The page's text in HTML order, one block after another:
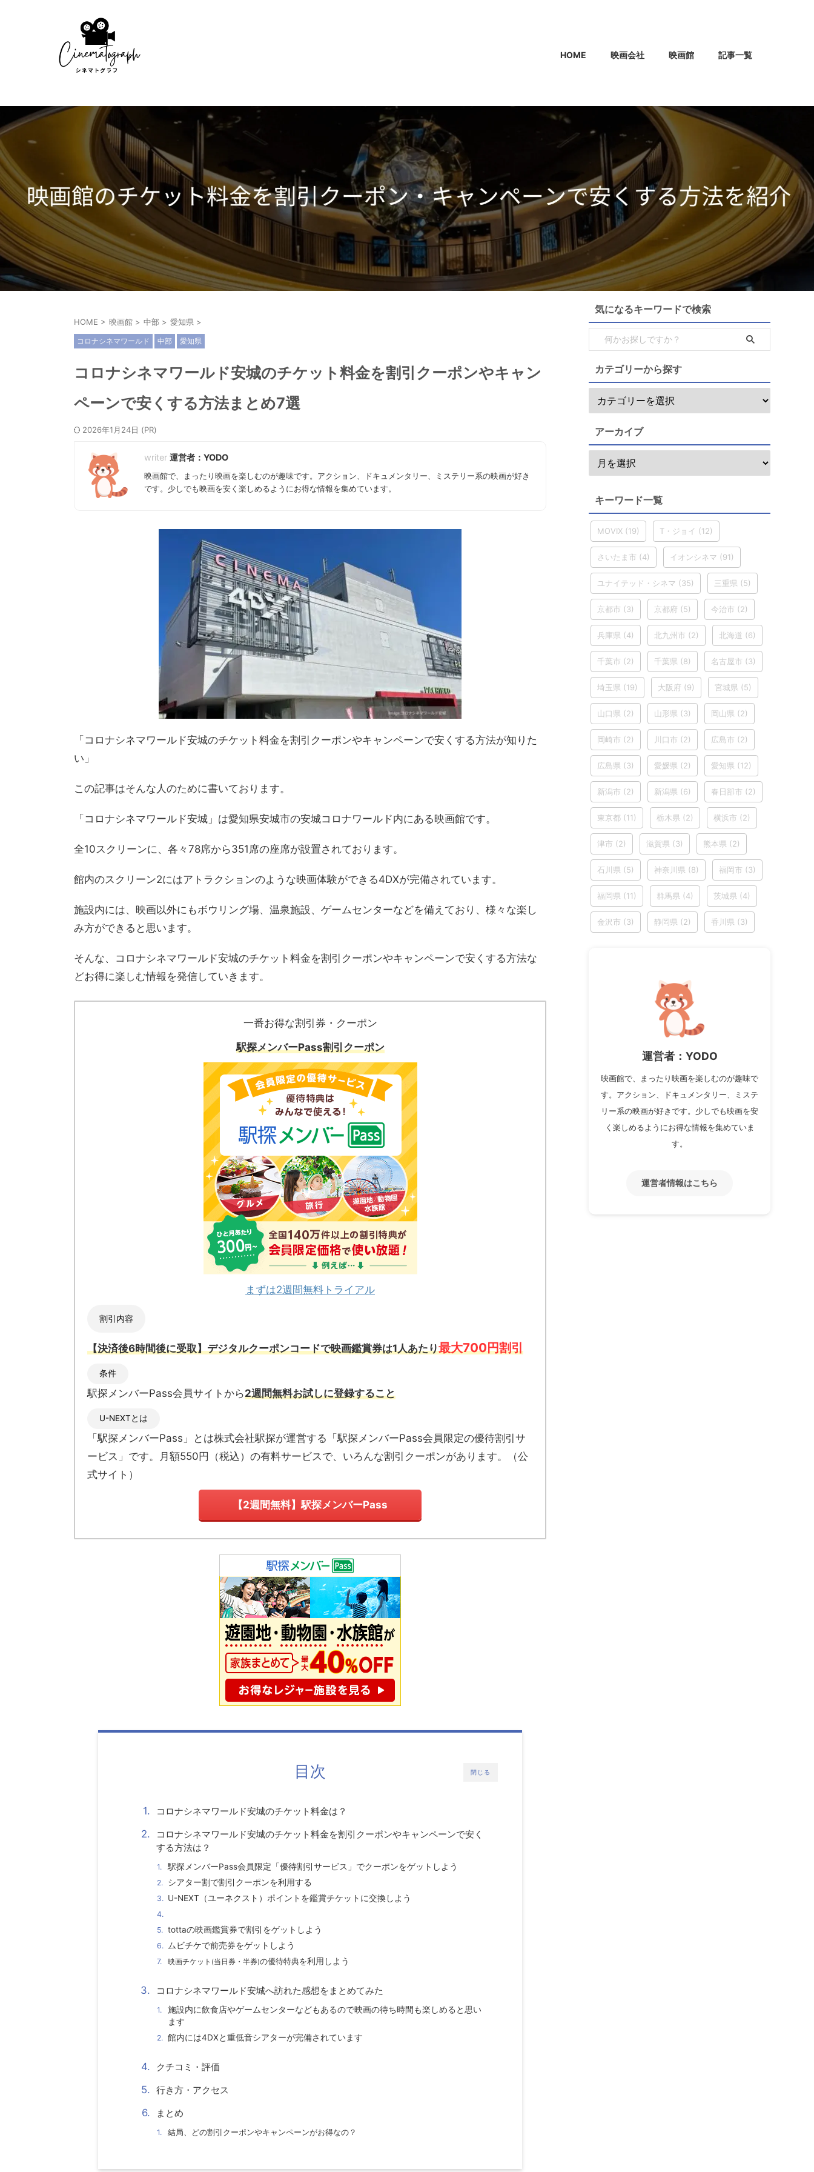
HOME 映画会社 映画館 記事一覧
HOME > 映画館 > 中部 > 愛知県 >
コロナシネマワールド 中部 愛知県
コロナシネマワールド安城のチケット料金を割引クーポンやキャン
ペーンで安くする方法まとめ7選
2026年1月24日
運営者：YODO
映画館で、まったり映画を楽しむのが趣味です。アクション、ドキュメンタリー、ミステリー系の映画が好き
です。少しでも映画を安く楽しめるようにお得な情報を集めています。
「コロナシネマワールド安城のチケット料金を割引クーポンやキャンペーンで安くする方法が知りた
い」
この記事はそんな人のために書いております。
「コロナシネマワールド安城」は愛知県安城市の安城コロナワールド内にある映画館です。
全10スクリーンに、各々78席から351席の座席が設置されております。
館内のスクリーン2にはアトラクションのような映画体験ができる4DXが完備されています。
施設内には、映画以外にもボウリング場、温泉施設、ゲームセンターなどを備えており、様々な楽し
み方ができると思います。
そんな、コロナシネマワールド安城のチケット料金を割引クーポンやキャンペーンで安くする方法な
どお得に楽しむ情報を発信していきます。
一番お得な割引券・クーポン
駅探メンバーPass割引クーポン
まずは2週間無料トライアル
割引内容
【決済後6時間後に受取】デジタルクーポンコードで映画鑑賞券は1人あたり最大700円割引
条件
駅探メンバーPass会員サイトから2週間無料お試しに登録すること
U-NEXTとは
「駅探メンバーPass」とは株式会社駅探が運営する「駅探メンバーPass会員限定の優待割引サ
ービス」です。月額550円（税込）の有料サービスで、いろんな割引クーポンがあります。
（公
式サイト ）
【2週間無料】駅探メンバーPass
閉じる
目次
コロナシネマワールド安城のチケット料金は？
コロナシネマワールド安城のチケット料金を割引クーポンやキャンペーンで安く
する方法は？
駅探メンバーPass会員限定「優待割引サービス」でクーポンをゲットしよう
シアター割で割引クーポンを利用する
U-NEXT（ユーネクスト）ポイントを鑑賞チケットに交換しよう
tottaの映画鑑賞券で割引をゲットしよう
ムビチケで前売券をゲットしよう
映画チケット (当日券・半券)の優待特典を利用しよう
コロナシネマワールド安城へ訪れた感想をまとめてみた
施設内に飲食店やゲームセンターなどもあるので映画の待ち時間も楽しめると思い
ます
館内には4DXと重低音シアターが完備されています
クチコミ・評価
行き方・アクセス
まとめ
結局、どの割引クーポンやキャンペーンがお得なの？
気になるキーワードで検索
カテゴリーから探す
アーカイブ
キーワード一覧
MOVIX (19) T・ジョイ (12)
さいたま市 (4) イオンシネマ (91)
ユナイテッド・シネマ (35) 三重県 (5)
京都市 (3) 京都府 (5) 今治市 (2)
兵庫県 (4) 北九州市 (2) 北海道 (6)
千葉市 (2) 千葉県 (8) 名古屋市 (3)
埼玉県 (19) 大阪府 (9) 宮城県 (5)
山口県 (2) 山形県 (3) 岡山県 (2)
岡崎市 (2) 川口市 (2) 広島市 (2)
広島県 (3) 愛媛県 (2) 愛知県 (12)
新潟市 (2) 新潟県 (6) 春日部市 (2)
東京都 (11) 栃木県 (2) 横浜市 (2)
津市 (2) 滋賀県 (3) 熊本県 (2)
石川県 (5) 神奈川県 (8) 福岡市 (3)
福岡県 (11) 群馬県 (4) 茨城県 (4)
金沢市 (3) 静岡県 (2) 香川県 (3)
運営者：YODO
映画館で、まったり映画を楽しむのが趣味で
す。アクション、ドキュメンタリー、ミステ
リー系の映画が好きです。少しでも映画を安
く楽しめるようにお得な情報を集めていま
す。
運営者情報はこちら